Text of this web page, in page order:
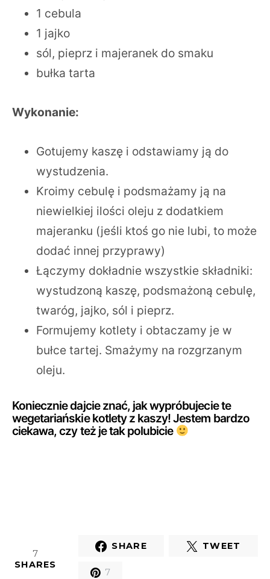
1 cebula
1 jajko
sól, pieprz i majeranek do smaku
bułka tarta
Wykonanie:
Gotujemy kaszę i odstawiamy ją do
wystudzenia.
Kroimy cebulę i podsmażamy ją na
niewielkiej ilości oleju z dodatkiem
majeranku (jeśli ktoś go nie lubi, to może
dodać innej przyprawy)
Łączymy dokładnie wszystkie składniki:
wystudzoną kaszę, podsmażoną cebulę,
twaróg, jajko, sól i pieprz.
Formujemy kotlety i obtaczamy je w
bułce tartej. Smażymy na rozgrzanym
oleju.
Koniecznie dajcie znać, jak wypróbujecie te
wegetariańskie kotlety z kaszy! Jestem bardzo
ciekawa, czy też je tak polubicie
7
SHARES
SHARE TWEET
7